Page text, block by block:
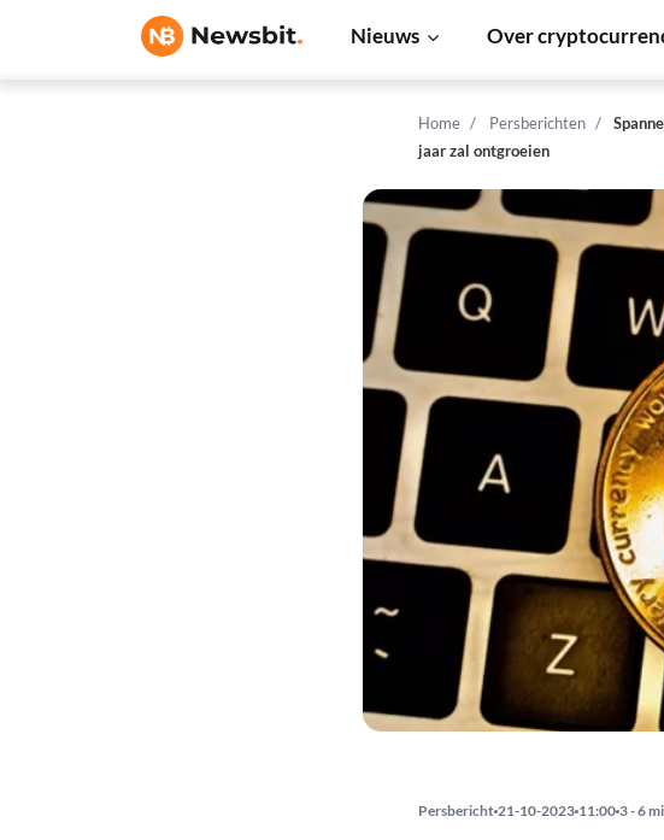
Nieuws Over
Home Persberichten
jaar zal ontgroeien
Persbericht 21-10-2023 11:00 3 - 6